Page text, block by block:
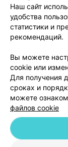
© 2026 ООО «Артокс
Наш сайт
удобства
статистики и
рекомендаций.
Вы можете
cookie или
Для получения
сроках и
можете
файлов cookie